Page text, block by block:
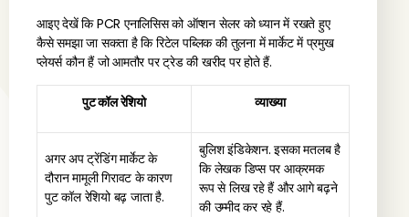
आइए देखें कि PCR एनालिसिस को ऑप्शन सेलर को ध्यान में रखते हुए
कैसे समझा जा सकता है कि रिटेल पब्लिक की तुलना में मार्केट में प्रमुख
प्लेयर्स कौन हैं जो आमतौर पर ट्रेड की खरीद पर होते हैं.
पुट कॉल रेशियो व्याख्या
अगर अप ट्रेंडिंग मार्केट के
दौरान मामूली गिरावट के कारण
पुट कॉल रेशियो बढ़ जाता है.
बुलिश इंडिकेशन. इसका मतलब है
कि लेखक डिप्स पर आक्रमक
रूप से लिख रहे हैं और आगे बढ़ने
की उम्मीद कर रहे हैं.